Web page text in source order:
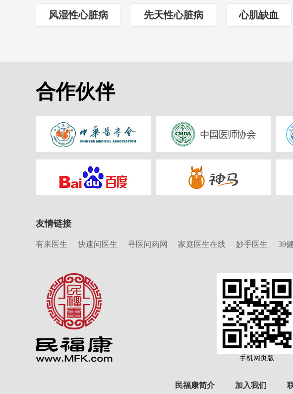
风湿性心脏病 先天性心脏病 心肌缺血
合作伙伴
友情链接
有来医生 快速问医生 寻医问药网 家庭医生在线 妙手医生 39
手机网页版
民福康简介 加入我们